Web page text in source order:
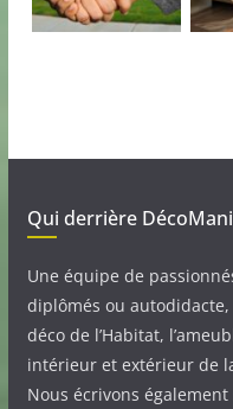
Qui derrière
Une équipe de
diplômés ou
déco de l’Habitat,
intérieur et extérieur de
Nous écrivons